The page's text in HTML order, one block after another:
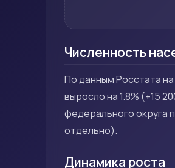
Численность
По данным Росстата
выросло на 1.8% (+15
федерального округа
отдельно).
Динамика роста